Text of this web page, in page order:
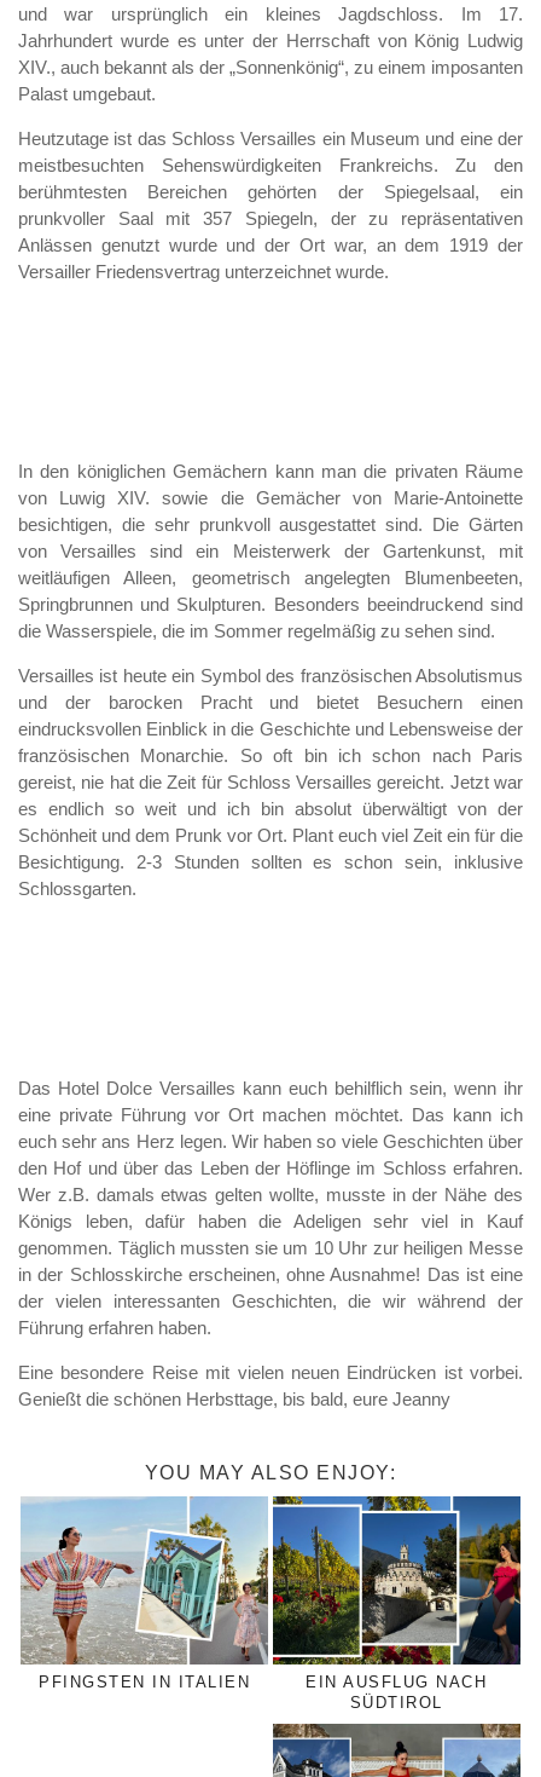
und war ursprünglich ein kleines Jagdschloss. Im 17.
Jahrhundert wurde es unter der Herrschaft von König Ludwig
XIV., auch bekannt als der „Sonnenkönig“, zu einem imposanten
Palast umgebaut.
Heutzutage ist das Schloss Versailles ein Museum und eine der
meistbesuchten Sehenswürdigkeiten Frankreichs. Zu den
berühmtesten Bereichen gehörten der Spiegelsaal, ein
prunkvoller Saal mit 357 Spiegeln, der zu repräsentativen
Anlässen genutzt wurde und der Ort war, an dem 1919 der
Versailler Friedensvertrag unterzeichnet wurde.
In den königlichen Gemächern kann man die privaten Räume
von Luwig XIV. sowie die Gemächer von Marie-Antoinette
besichtigen, die sehr prunkvoll ausgestattet sind. Die Gärten
von Versailles sind ein Meisterwerk der Gartenkunst, mit
weitläufigen Alleen, geometrisch angelegten Blumenbeeten,
Springbrunnen und Skulpturen. Besonders beeindruckend sind
die Wasserspiele, die im Sommer regelmäßig zu sehen sind.
Versailles ist heute ein Symbol des französischen Absolutismus
und der barocken Pracht und bietet Besuchern einen
eindrucksvollen Einblick in die Geschichte und Lebensweise der
französischen Monarchie. So oft bin ich schon nach Paris
gereist, nie hat die Zeit für Schloss Versailles gereicht. Jetzt war
es endlich so weit und ich bin absolut überwältigt von der
Schönheit und dem Prunk vor Ort. Plant euch viel Zeit ein für die
Besichtigung. 2-3 Stunden sollten es schon sein, inklusive
Schlossgarten.
Das Hotel Dolce Versailles kann euch behilflich sein, wenn ihr
eine private Führung vor Ort machen möchtet. Das kann ich
euch sehr ans Herz legen. Wir haben so viele Geschichten über
den Hof und über das Leben der Höflinge im Schloss erfahren.
Wer z.B. damals etwas gelten wollte, musste in der Nähe des
Königs leben, dafür haben die Adeligen sehr viel in Kauf
genommen. Täglich mussten sie um 10 Uhr zur heiligen Messe
in der Schlosskirche erscheinen, ohne Ausnahme! Das ist eine
der vielen interessanten Geschichten, die wir während der
Führung erfahren haben.
Eine besondere Reise mit vielen neuen Eindrücken ist vorbei.
Genießt die schönen Herbsttage, bis bald, eure Jeanny
YOU MAY ALSO ENJOY:
PFINGSTEN IN ITALIEN
EIN AUSFLUG NACH
SÜDTIROL